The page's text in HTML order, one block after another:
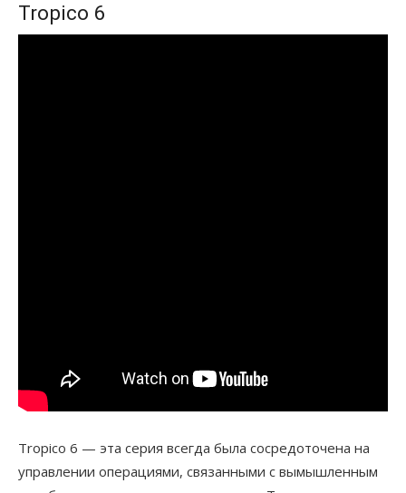
Tropico 6
Tropico 6 — эта серия всегда была сосредоточена на
управлении операциями, связанными с вымышленным